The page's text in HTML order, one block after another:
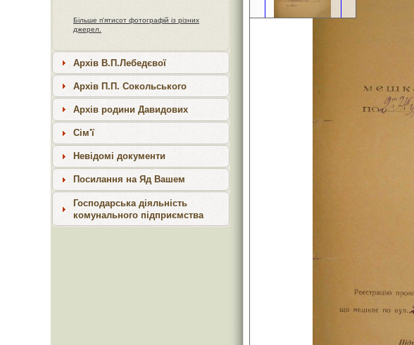
Більше п'ятисот фотографій із різних
джерел.
Архів В.П.Лебедєвої
Архів П.П. Сокольського
Архів родини Давидових
Сім'ї
Невідомі документи
Посилання на Яд Вашем
Господарська діяльність
комунального підприємства